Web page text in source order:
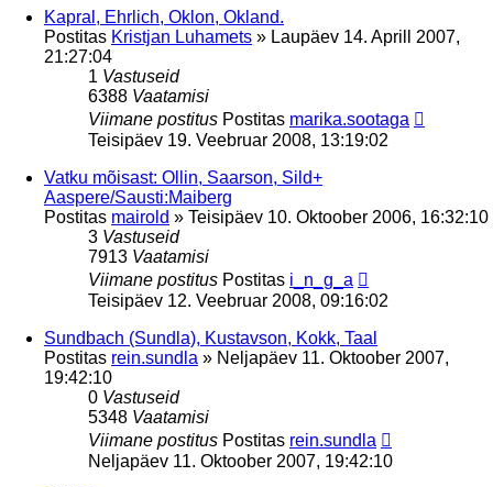
Kapral, Ehrlich, Oklon, Okland.
Postitas Kristjan Luhamets » Laupäev 14. Aprill 2007,
21:27:04
1 Vastuseid
6388 Vaatamisi
Viimane postitus Postitas marika.sootaga
Teisipäev 19. Veebruar 2008, 13:19:02
Vatku mõisast: Ollin, Saarson, Sild+
Aaspere/Sausti:Maiberg
Postitas mairold » Teisipäev 10. Oktoober 2006, 16:32:10
3 Vastuseid
7913 Vaatamisi
Viimane postitus Postitas i_n_g_a
Teisipäev 12. Veebruar 2008, 09:16:02
Sundbach (Sundla), Kustavson, Kokk, Taal
Postitas rein.sundla » Neljapäev 11. Oktoober 2007,
19:42:10
0 Vastuseid
5348 Vaatamisi
Viimane postitus Postitas rein.sundla
Neljapäev 11. Oktoober 2007, 19:42:10